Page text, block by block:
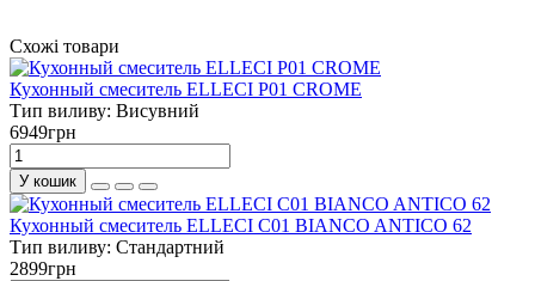
Схожі товари
Кухонный смеситель ELLECI P01 CROME
Тип виливу: Висувний
6949грн
У кошик
Кухонный смеситель ELLECI C01 BIANCO ANTICO 62
Тип виливу: Стандартний
2899грн